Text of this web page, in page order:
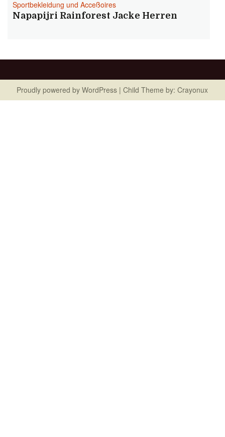
Sportbekleidung und Acceßoires
Napapijri Rainforest Jacke Herren
Proudly powered by WordPress | Child Theme by: Crayonux